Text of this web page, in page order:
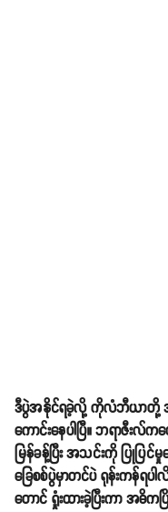
ဒီပွဲအနိုင်ရခဲ့လို့ ကိုလံဘီယာတို့ အ
ကောင်းနေပါပြီ။ ဘရာဇီး
မြန်ခန့်ပြီး အသင်းကို ပြုပြင်
ခြေစစ်ပွဲမှာတင်ပဲ ရုန်းကန်ရပ
တောင် ရှုံးထားခဲ့ပြီးကာ အ